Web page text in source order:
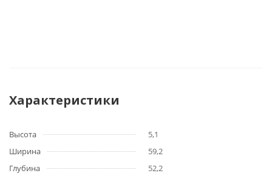
Характеристики
Высота
5,1
Ширина
59,2
Глубина
52,2